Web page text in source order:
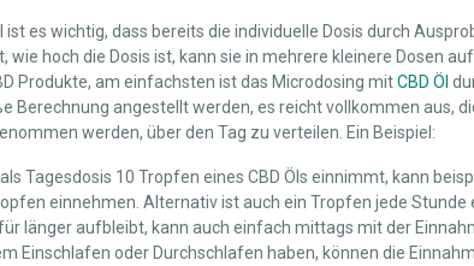
ist es wichtig, dass bereits die individuelle Dosis durch
wie hoch die Dosis ist, kann sie in mehrere kleinere Dosen
Produkte, am einfachsten ist das Microdosing mitCBD Öl
Berechnung angestellt werden, es reicht vollkommen aus,
werden, über den Tag zu verteilen. Ein Beispiel:
Tagesdosis 10 Tropfen eines CBD Öls einnimmt, kann
einnehmen. Alternativ ist auch ein Tropfen jede Stunde
länger aufbleibt, kann auch einfach mittags mit der
Einschlafen oder Durchschlafen haben, können die